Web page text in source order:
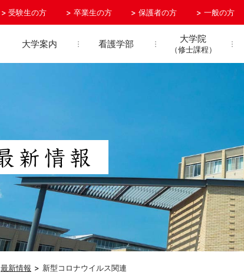
受験生の方 卒業生の方 保護者の方 一般の方
大学案内 看護学部 大学院
（修士課程）
最新情報 新型コロナウイルス関連